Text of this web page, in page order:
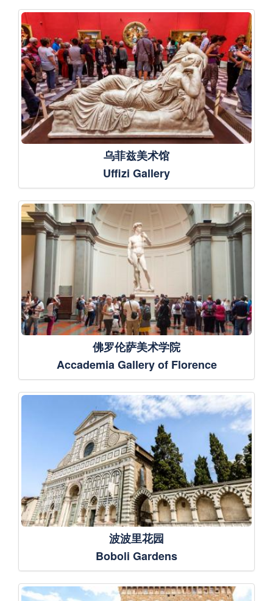
乌菲兹美术馆
Uffizi Gallery
佛罗伦萨美术学院
Accademia Gallery of Florence
波波里花园
Boboli Gardens